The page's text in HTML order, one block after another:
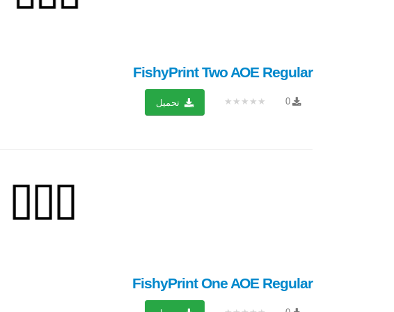
FishyPrint Two AOE Regular
0
★★★★★ تحميل
FishyPrint One AOE Regular